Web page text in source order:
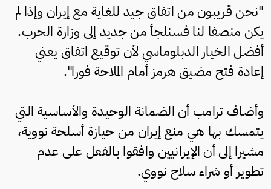
"نحن قريبون من اتفاق جيد للغاية مع إيران وإذا لم
يكن منصفا لنا فسنلجأ من جديد إلى وزارة الحرب.
أفضل الخيار الدبلوماسي لأن توقيع اتفاق يعني
إعادة فتح مضيق هرمز أمام الملاحة فورا".
وأضاف ترامب أن الضمانة الوحيدة والأساسية التي
يتمسك بها هي منع إيران من حيازة أسلحة نووية،
مشيرا إلى أن الإيرانيين وافقوا بالفعل على عدم
تطوير أو شراء سلاح نووي.